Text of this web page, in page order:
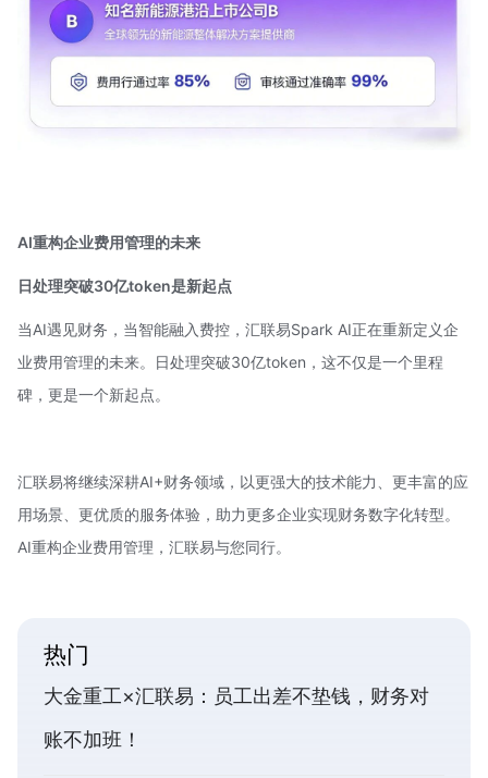
AI重构企业费用管理的未来
日处理突破30亿token是新起点
当AI遇见财务，当智能融入费控，汇联易Spark AI正在重新定义企
业费用管理的未来。日处理突破30亿token，这不仅是一个里程
碑，更是一个新起点。
汇联易将继续深耕AI+财务领域，以更强大的技术能力、更丰富的应
用场景、更优质的服务体验，助力更多企业实现财务数字化转型。
AI重构企业费用管理，汇联易与您同行。
热门
大金重工×汇联易：员工出差不垫钱，财务对
账不加班！